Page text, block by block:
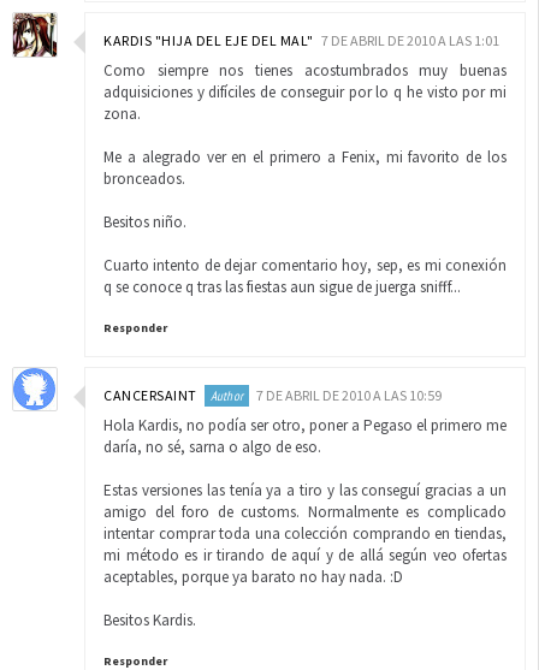
KARDIS "HIJA DEL EJE DEL MAL" 7 DE ABRIL DE 2010 A LAS 1:01
Como siempre nos tienes acostumbrados muy buenas
adquisiciones y difíciles de conseguir por lo q he visto por mi
zona.
Me a alegrado ver en el primero a Fenix, mi favorito de los
bronceados.
Besitos niño.
Cuarto intento de dejar comentario hoy, sep, es mi conexión
q se conoce q tras las fiestas aun sigue de juerga snifff...
Responder
CANCERSAINT 7 DE ABRIL DE 2010 A LAS 10:59
Hola Kardis, no podía ser otro, poner a Pegaso el primero me
daría, no sé, sarna o algo de eso.
Estas versiones las tenía ya a tiro y las conseguí gracias a un
amigo del foro de customs. Normalmente es complicado
intentar comprar toda una colección comprando en tiendas,
mi método es ir tirando de aquí y de allá según veo ofertas
aceptables, porque ya barato no hay nada. :D
Besitos Kardis.
Responder